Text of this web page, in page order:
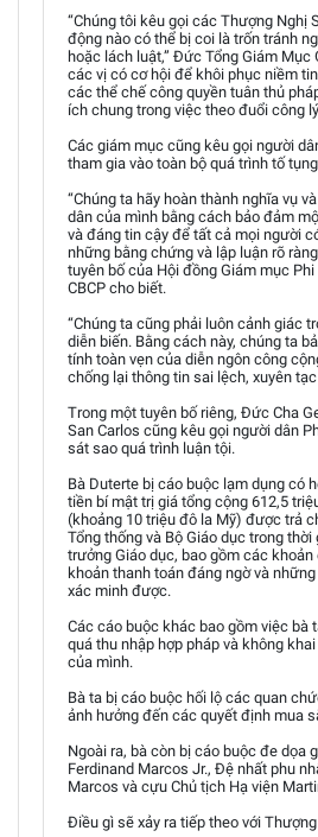
“Chúng tôi kêu gọi các Thượng Nghị
động nào có thể bị coi là trốn tránh
hoặc lách luật,” Đức Tổng Giám Mục
các vị có cơ hội để khôi phục niềm
các thể chế công quyền tuân thủ
ích chung trong việc theo đuổi công
Các giám mục cũng kêu gọi người
tham gia vào toàn bộ quá trình tố
“Chúng ta hãy hoàn thành nghĩa vụ
dân của mình bằng cách bảo đảm
và đáng tin cậy để tất cả mọi người
những bằng chứng và lập luận rõ
tuyên bố của Hội đồng Giám mục
CBCP cho biết.
“Chúng ta cũng phải luôn cảnh giác
diễn biến. Bằng cách này, chúng ta
tính toàn vẹn của diễn ngôn công
chống lại thông tin sai lệch, xuyên tạc
Trong một tuyên bố riêng, Đức Cha
San Carlos cũng kêu gọi người dân
sát sao quá trình luận tội.
Bà Duterte bị cáo buộc lạm dụng có
tiền bí mật trị giá tổng cộng 612,5
(khoảng 10 triệu đô la Mỹ) được trả
Tổng thống và Bộ Giáo dục trong
trưởng Giáo dục, bao gồm các
khoản thanh toán đáng ngờ và
xác minh được.
Các cáo buộc khác bao gồm việc bà
quá thu nhập hợp pháp và không
của mình.
Bà ta bị cáo buộc hối lộ các quan
ảnh hưởng đến các quyết định mua
Ngoài ra, bà còn bị cáo buộc đe dọa
Ferdinand Marcos Jr., Đệ nhất phu
Marcos và cựu Chủ tịch Hạ viện
Điều gì sẽ xảy ra tiếp theo với